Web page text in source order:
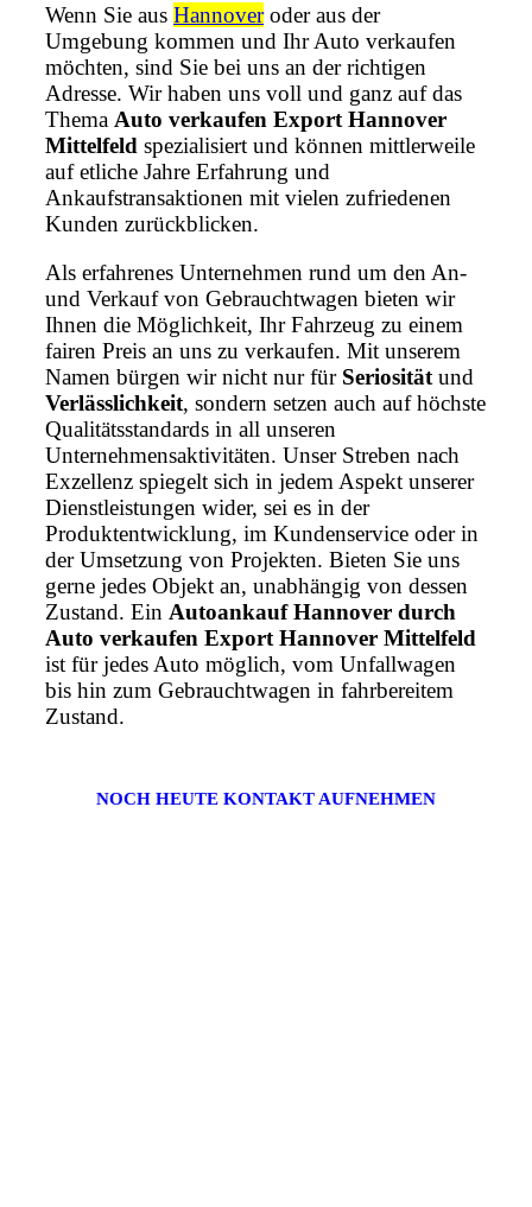
Wenn Sie aus Hannoveroder aus der
Umgebung kommen und Ihr Auto verkaufen
möchten, sind Sie bei uns an der richtigen
Adresse. Wir haben uns voll und ganz auf das
Thema Auto verkaufen Export Hannover
Mittelfeld spezialisiert und können mittlerweile
auf etliche Jahre Erfahrung und
Ankaufstransaktionen mit vielen zufriedenen
Kunden zurückblicken.
Als erfahrenes Unternehmen rund um den An-
und Verkauf von Gebrauchtwagen bieten wir
Ihnen die Möglichkeit, Ihr Fahrzeug zu einem
fairen Preis an uns zu verkaufen. Mit unserem
Namen bürgen wir nicht nur für Seriosität und
Verlässlichkeit, sondern setzen auch auf höchste
Qualitätsstandards in all unseren
Unternehmensaktivitäten. Unser Streben nach
Exzellenz spiegelt sich in jedem Aspekt unserer
Dienstleistungen wider, sei es in der
Produktentwicklung, im Kundenservice oder in
der Umsetzung von Projekten. Bieten Sie uns
gerne jedes Objekt an, unabhängig von dessen
Zustand. Ein Autoankauf Hannover durch
Auto verkaufen Export Hannover Mittelfeld
ist für jedes Auto möglich, vom Unfallwagen
bis hin zum Gebrauchtwagen in fahrbereitem
Zustand.
NOCH HEUTE KONTAKT AUFNEHMEN